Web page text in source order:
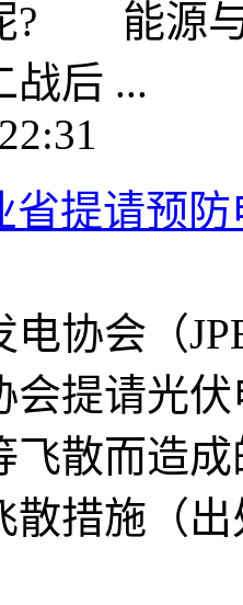
? 能源与
战后 ...
省提请预
电协会（
会提请光
飞散而造
散措施（